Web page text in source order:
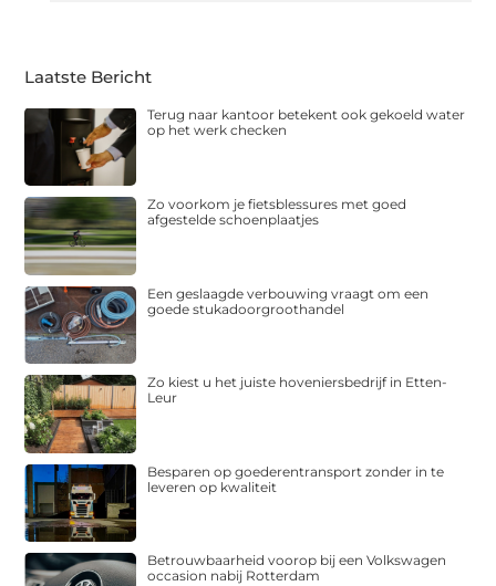
Laatste Bericht
Terug naar kantoor betekent ook gekoeld water
op het werk checken
Zo voorkom je fietsblessures met goed
afgestelde schoenplaatjes
Een geslaagde verbouwing vraagt om een
goede stukadoorgroothandel
Zo kiest u het juiste hoveniersbedrijf in Etten-
Leur
Besparen op goederentransport zonder in te
leveren op kwaliteit
Betrouwbaarheid voorop bij een Volkswagen
occasion nabij Rotterdam